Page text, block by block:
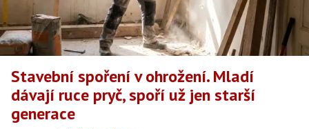
Stavební spoření v ohrožení. Mladí
dávají ruce pryč, spoří už jen starší
generace